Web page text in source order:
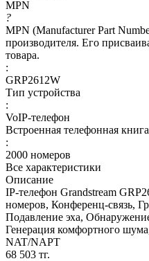
MPN
?
MPN (Manufacturer Part
производителя. Его
товара.
:
GRP2612W
Тип устройства
:
VoIP-телефон
Встроенная телефонная книга
:
2000 номеров
Все характеристики
Описание
IP-телефон Grandstream
номеров, Конференц-связь,
Подавление эха,
Генерация комфортного
NAT/NAPT
68 503 тг.